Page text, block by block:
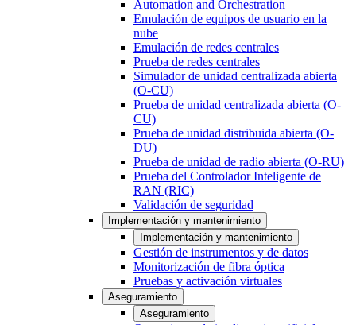
Automation and Orchestration
Emulación de equipos de usuario en la
nube
Emulación de redes centrales
Prueba de redes centrales
Simulador de unidad centralizada abierta
(O-CU)
Prueba de unidad centralizada abierta (O-
CU)
Prueba de unidad distribuida abierta (O-
DU)
Prueba de unidad de radio abierta (O-RU)
Prueba del Controlador Inteligente de
RAN (RIC)
Validación de seguridad
Implementación y mantenimiento
Implementación y mantenimiento
Gestión de instrumentos y de datos
Monitorización de fibra óptica
Pruebas y activación virtuales
Aseguramiento
Aseguramiento